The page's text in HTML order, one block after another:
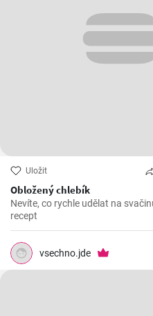
Uložit
Obložený chlebík
Nevíte, co rychle udělat na
recept
vsechno.jde